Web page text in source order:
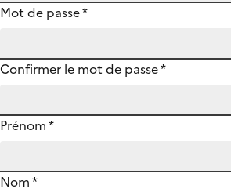
Mot de passe*
Confirmer le mot de passe*
Prénom*
Nom*